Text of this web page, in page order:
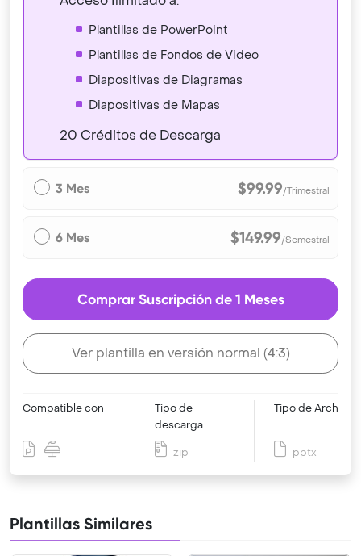
Plantillas de PowerPoint
Plantillas de Fondos de Video
Diapositivas de Diagramas
Diapositivas de Mapas
20 Créditos de Descarga
3 Mes $99.99/Trimestral
6 Mes $149.99/Semestral
Comprar Suscripción de 1 Meses
Ver plantilla en versión normal (4:3)
Compatible con
Tipo de
descarga
zip
Tipo de Archivo
pptx
Plantillas Similares